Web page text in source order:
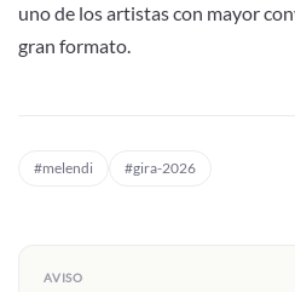
uno de los artistas con mayor
gran formato.
#melendi #gira-2026
AVISO